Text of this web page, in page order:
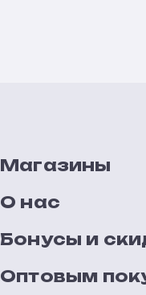
Магазины
О нас
Бонусы и
Оптовым